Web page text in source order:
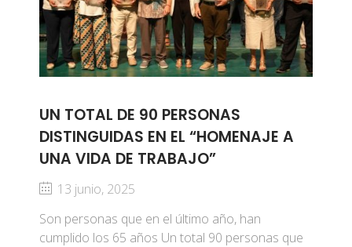
UN TOTAL DE 90 PERSONAS
DISTINGUIDAS EN EL “HOMENAJE A
UNA VIDA DE TRABAJO”
13 junio, 2025
Son personas que en el último año, han
cumplido los 65 años Un total 90 personas que